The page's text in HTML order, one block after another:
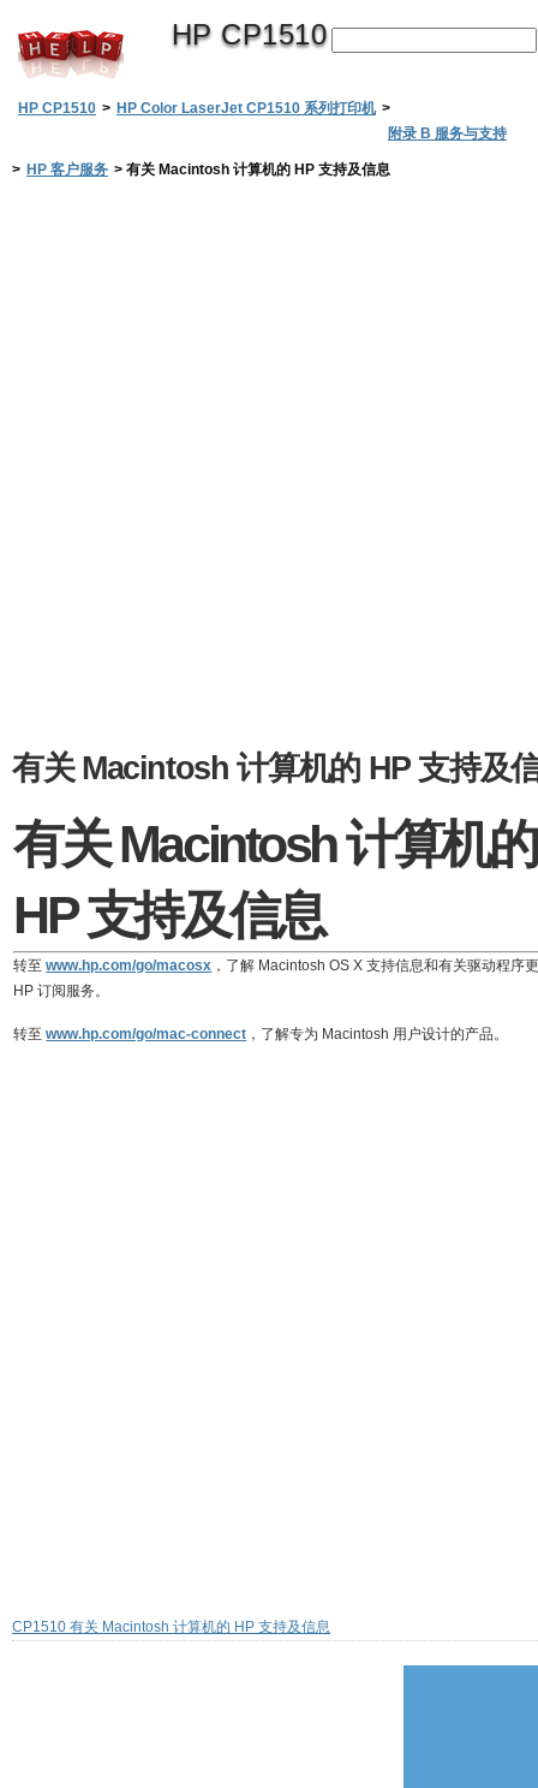
HP CP1510
HP CP1510 > HP Color LaserJet CP1510 系列打印机 >
附录 B 服务与支持
> HP 客户服务 > 有关 Macintosh 计算机的 HP 支持及信息
有关 Macintosh 计算机的 HP 支持及
有关 Macintosh 计算机的
HP 支持及信息
转至www.hp.com/go/macosx ，了解 Macintosh OS X 支持信息和有关驱动程序
HP 订阅服务。
转至www.hp.com/go/mac-connect ，了解专为 Macintosh 用户设计的产品。
CP1510 有关 Macintosh 计算机的 HP 支持及信息